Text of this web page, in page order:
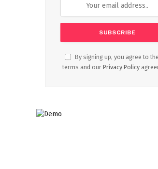
By signing up, you agree to
terms and our Privacy Policy